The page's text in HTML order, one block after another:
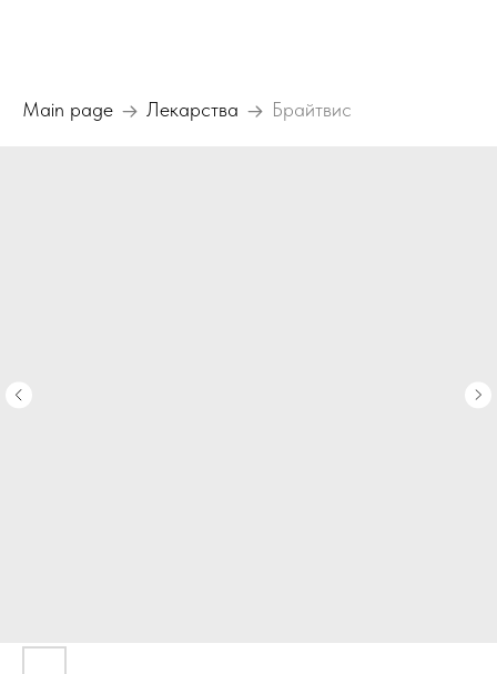
Main page Лекарства Брайтвис